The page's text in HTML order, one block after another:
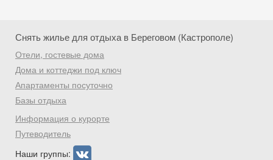
Снять жилье для отдыха в Береговом (Кастрополе)
Отели, гостевые дома
Дома и коттеджи под ключ
Апартаменты посуточно
Базы отдыха
Информация о курорте
Путеводитель
Наши группы:
Скидка −5%
Хочешь дешевле? Оставь почту и получи
промокод на первое бронирование!